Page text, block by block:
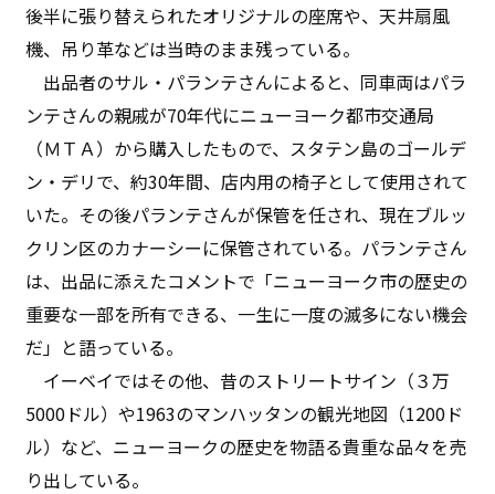
後半に張り替えられたオリジナルの座席や、天井扇風
機、吊り革などは当時のまま残っている。
出品者のサル・パランテさんによると、同車両はパラ
ンテさんの親戚が70年代にニューヨーク都市交通局
（ＭＴＡ）から購入したもので、スタテン島のゴールデ
ン・デリで、約30年間、店内用の椅子として使用されて
いた。その後パランテさんが保管を任され、現在ブルッ
クリン区のカナーシーに保管されている。パランテさん
は、出品に添えたコメントで「ニューヨーク市の歴史の
重要な一部を所有できる、一生に一度の滅多にない機会
だ」と語っている。
イーベイではその他、昔のストリートサイン（３万
5000ドル）や1963のマンハッタンの観光地図（1200ド
ル）など、ニューヨークの歴史を物語る貴重な品々を売
り出している。